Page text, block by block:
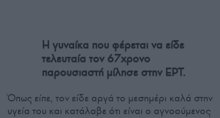
Η γυναίκα που φέρεται να είδε
τελευταία τον 67χρονο
παρουσιαστή μίλησε στην ΕΡΤ.
Όπως είπε, τον είδε αργά το μεσημέρι καλά στην
υγεία του και κατάλαβε ότι είναι ο αγνοούμενος